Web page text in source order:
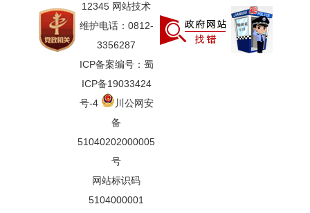
12345 网站技术
维护电话：0812-
3356287
ICP备案编号：蜀
ICP备19033424
号-4
川公网安
备
51040202000005
号
网站标识码
5104000001